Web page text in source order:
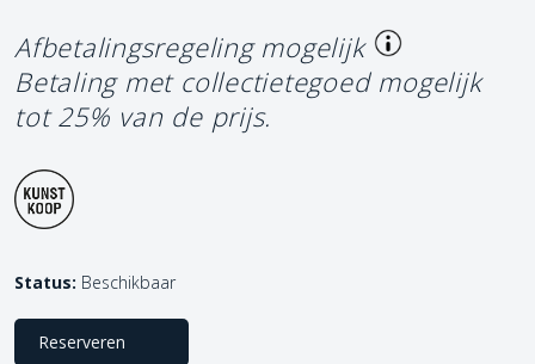
Afbetalingsregeling mogelijk
Betaling met collectietegoed mogelijk
tot 25% van de prijs.
Status: Beschikbaar
Reserveren